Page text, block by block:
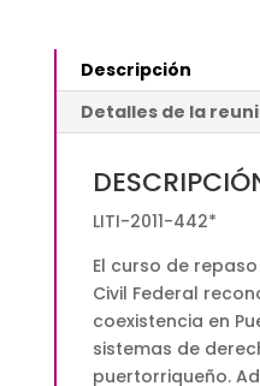
RULES
DISTRICT
COURT
DISTRICT
PUERTO
RICO
Zoom
$180.00
Descripción
Detalles de la
LITI-2011-442*
El curso de
Civil Federal
coexistencia en
sistemas de
puertorriqueño.